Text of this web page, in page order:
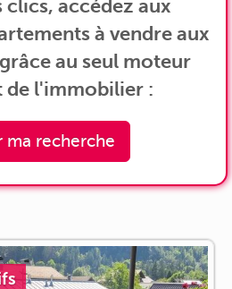
clics, accédez aux
à vendre aux
au seul moteur
de l'immobilier :
ma recherche